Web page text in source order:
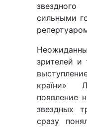
сильными
зрителей и
країни»
появление
звездных
сразу